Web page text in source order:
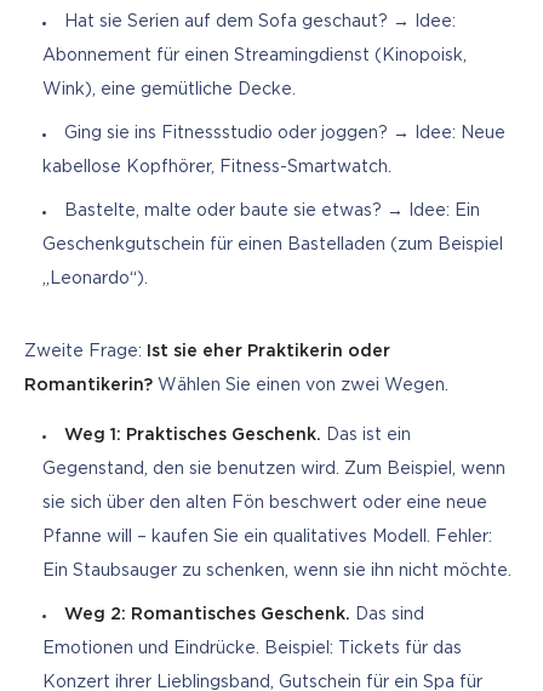
Hat sie Serien auf dem Sofa geschaut? → Idee:
Abonnement für einen Streamingdienst (Kinopoisk,
Wink), eine gemütliche Decke.
Ging sie ins Fitnessstudio oder joggen? → Idee: Neue
kabellose Kopfhörer, Fitness-Smartwatch.
Bastelte, malte oder baute sie etwas? → Idee: Ein
Geschenkgutschein für einen Bastelladen (zum Beispiel
„Leonardo“).
Zweite Frage: Ist sie eher Praktikerin oder
Romantikerin? Wählen Sie einen von zwei Wegen.
Weg 1: Praktisches Geschenk. Das ist ein
Gegenstand, den sie benutzen wird. Zum Beispiel, wenn
sie sich über den alten Fön beschwert oder eine neue
Pfanne will – kaufen Sie ein qualitatives Modell. Fehler:
Ein Staubsauger zu schenken, wenn sie ihn nicht möchte.
Weg 2: Romantisches Geschenk. Das sind
Emotionen und Eindrücke. Beispiel: Tickets für das
Konzert ihrer Lieblingsband, Gutschein für ein Spa für